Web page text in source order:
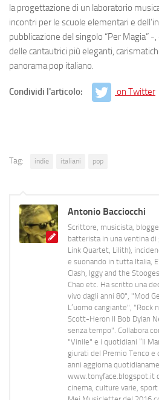
la progettazione di un laboratorio
incontri per le scuole elementari e
pubblicazione del singolo “Per Magia” -
delle cantautrici più eleganti,
panorama pop italiano.
Condividi l'articolo: on Twitter
Tag: indie italiani pop
Antonio Bacciocchi
Scrittore, musicista,
batterista in una ventina
Link Quartet, Lilith),
e suonando in tutta Italia,
Clash, Iggy and the
Chao etc. Ha scritto una
vivo dagli anni 80", "Mod
L’uomo cangiante", "Rock
Scott-Heron Il Bob Dylan
senza tempo". Collabora
"Vinile" e i quotidiani “Il
giurati del Premio Tenco e
anni aggiorna
www.tonyface.blogspot.it
cinema, culture varie,